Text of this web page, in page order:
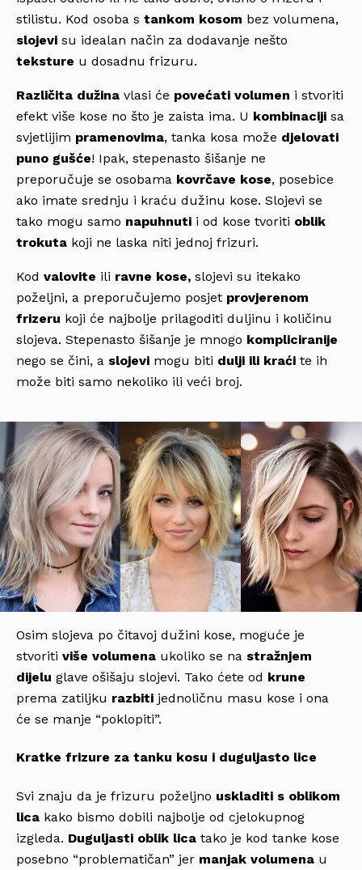
stilistu. Kod osoba s tankom kosom bez volumena,
slojevi su idealan način za dodavanje nešto
teksture u dosadnu frizuru.
Različita dužina vlasi će povećati volumen i stvoriti
efekt više kose no što je zaista ima. U kombinaciji sa
svjetlijim pramenovima, tanka kosa može djelovati
puno gušće! Ipak, stepenasto šišanje ne
preporučuje se osobama kovrčave kose, posebice
ako imate srednju i kraću dužinu kose. Slojevi se
tako mogu samo napuhnuti i od kose tvoriti oblik
trokuta koji ne laska niti jednoj frizuri.
Kod valovite ili ravne kose, slojevi su itekako
poželjni, a preporučujemo posjet provjerenom
frizeru koji će najbolje prilagoditi duljinu i količinu
slojeva. Stepenasto šišanje je mnogo kompliciranije
nego se čini, a slojevi mogu biti dulji ili kraći te ih
može biti samo nekoliko ili veći broj.
Osim slojeva po čitavoj dužini kose, moguće je
stvoriti više volumena ukoliko se na stražnjem
dijelu glave ošišaju slojevi. Tako ćete od krune
prema zatiljku razbiti jednoličnu masu kose i ona
će se manje “poklopiti”.
Kratke frizure za tanku kosu i duguljasto lice
Svi znaju da je frizuru poželjno uskladiti s oblikom
lica kako bismo dobili najbolje od cjelokupnog
izgleda. Duguljasti oblik lica tako je kod tanke kose
posebno “problematičan” jer manjak volumena u